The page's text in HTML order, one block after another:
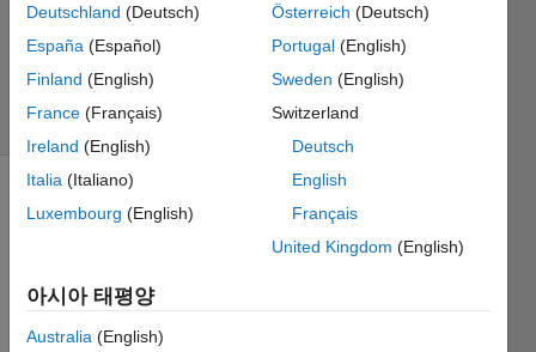
업데이트
시간: 2022
8월 15
조회 수: 4
(30일)
Deutschland (Deutsch)
España (Español)
Finland (English)
France (Français)
Ireland (English)
Italia (Italiano)
Luxembourg (English)
Österreich (Deutsch)
Portugal(English)
Sweden (English)
Switzerland
Deutsch
English
Français
United Kingdom (English)
아시아 태평양
Australia (English)